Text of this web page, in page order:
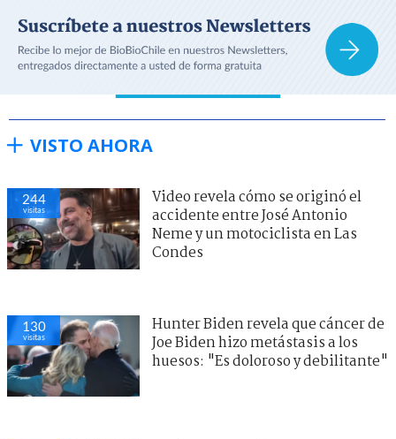
VISTO AHORA
244
visitas
Video revela cómo se originó el
accidente entre José Antonio
Neme y un motociclista en Las
Condes
130
visitas
Hunter Biden revela que cáncer de
Joe Biden hizo metástasis a los
huesos: "Es doloroso y debilitante"